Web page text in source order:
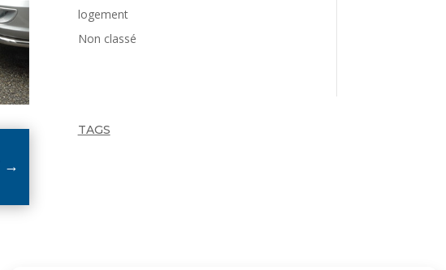
→
logement
Non classé
TAGS